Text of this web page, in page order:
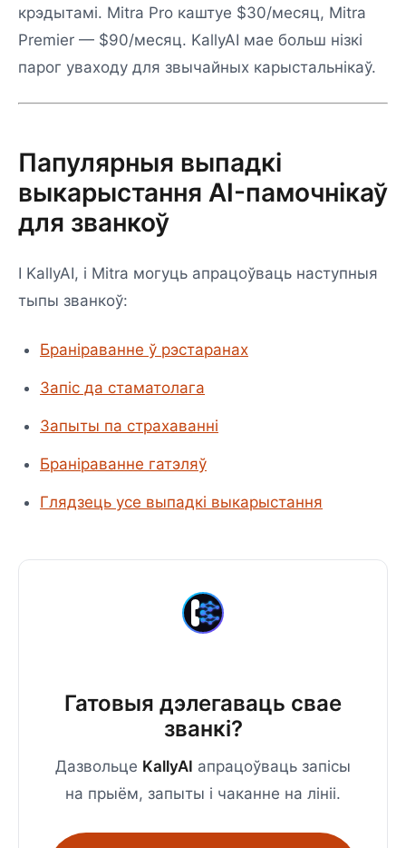
крэдытамі. Mitra Pro каштуе $30/месяц, Mitra
Premier — $90/месяц. KallyAI мае больш нізкі
парог уваходу для звычайных карыстальнікаў.
Папулярныя выпадкі
выкарыстання AI-памочнікаў
для званкоў
І KallyAI, і Mitra могуць апрацоўваць наступныя
тыпы званкоў:
Браніраванне ў рэстаранах
Запіс да стаматолага
Запыты па страхаванні
Браніраванне гатэляў
Глядзець усе выпадкі выкарыстання
Гатовыя дэлегаваць свае
званкі?
Дазвольце KallyAI апрацоўваць запісы
на прыём, запыты і чаканне на лініі.